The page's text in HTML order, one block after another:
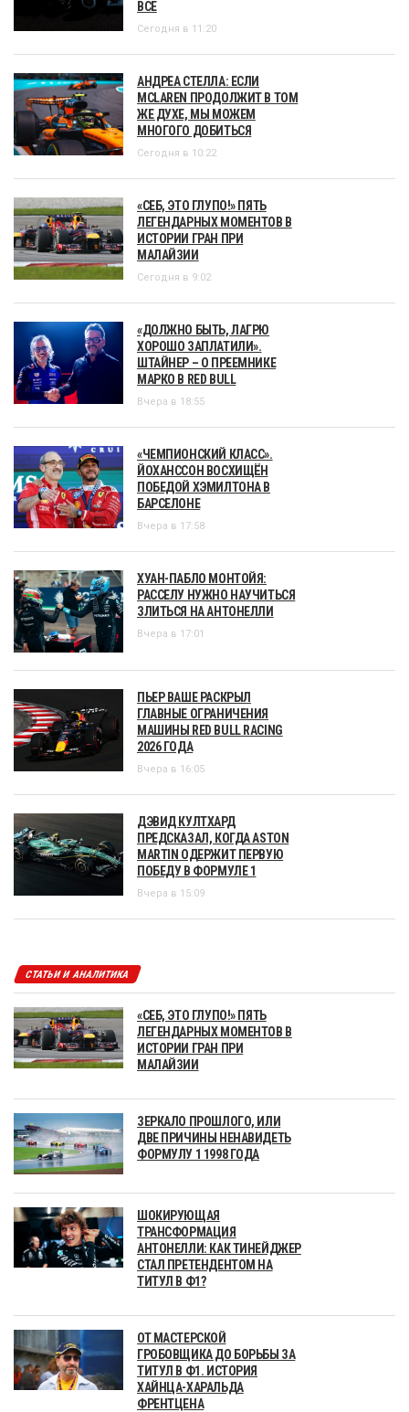
ВСЕ
Сегодня в 11:20
АНДРЕА СТЕЛЛА: ЕСЛИ
MCLAREN ПРОДОЛЖИТ В ТОМ
ЖЕ ДУХЕ, МЫ МОЖЕМ
МНОГОГО ДОБИТЬСЯ
Сегодня в 10:22
«СЕБ, ЭТО ГЛУПО!» ПЯТЬ
ЛЕГЕНДАРНЫХ МОМЕНТОВ В
ИСТОРИИ ГРАН ПРИ
МАЛАЙЗИИ
Сегодня в 9:02
«ДОЛЖНО БЫТЬ, ЛАГРЮ
ХОРОШО ЗАПЛАТИЛИ».
ШТАЙНЕР – О ПРЕЕМНИКЕ
МАРКО В RED BULL
Вчера в 18:55
«ЧЕМПИОНСКИЙ КЛАСС».
ЙОХАНССОН ВОСХИЩЁН
ПОБЕДОЙ ХЭМИЛТОНА В
БАРСЕЛОНЕ
Вчера в 17:58
ХУАН-ПАБЛО МОНТОЙЯ:
РАССЕЛУ НУЖНО НАУЧИТЬСЯ
ЗЛИТЬСЯ НА АНТОНЕЛЛИ
Вчера в 17:01
ПЬЕР ВАШЕ РАСКРЫЛ
ГЛАВНЫЕ ОГРАНИЧЕНИЯ
МАШИНЫ RED BULL RACING
2026 ГОДА
Вчера в 16:05
ДЭВИД КУЛТХАРД
ПРЕДСКАЗАЛ, КОГДА ASTON
MARTIN ОДЕРЖИТ ПЕРВУЮ
ПОБЕДУ В ФОРМУЛЕ 1
Вчера в 15:09
СТАТЬИ И АНАЛИТИКА
«СЕБ, ЭТО ГЛУПО!» ПЯТЬ
ЛЕГЕНДАРНЫХ МОМЕНТОВ В
ИСТОРИИ ГРАН ПРИ
МАЛАЙЗИИ
ЗЕРКАЛО ПРОШЛОГО, ИЛИ
ДВЕ ПРИЧИНЫ НЕНАВИДЕТЬ
ФОРМУЛУ 1 1998 ГОДА
ШОКИРУЮЩАЯ
ТРАНСФОРМАЦИЯ
АНТОНЕЛЛИ: КАК ТИНЕЙДЖЕР
СТАЛ ПРЕТЕНДЕНТОМ НА
ТИТУЛ В Ф1?
ОТ МАСТЕРСКОЙ
ГРОБОВЩИКА ДО БОРЬБЫ ЗА
ТИТУЛ В Ф1. ИСТОРИЯ
ХАЙНЦА-ХАРАЛЬДА
ФРЕНТЦЕНА